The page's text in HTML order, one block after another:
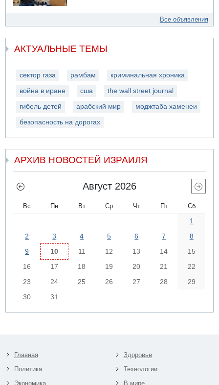
Все объявления
АКТУАЛЬНЫЕ ТЕМЫ
сектор газа рамбам криминальная хроника
война в иране сша the wall street journal
гибель детей арабский мир моджтаба хаменеи
безопасность на дорогах
АРХИВ НОВОСТЕЙ ИЗРАИЛЯ
Август 2026
Вс Пн Вт Ср Чт Пт Сб
1
2
3 4 5 6 7
8
9
10 11 12 13 14
15
16
17 18 19 20 21
22
23
24 25 26 27 28
29
30
31
Главная
Политика
Экономика
Здоровье
Технологии
В мире